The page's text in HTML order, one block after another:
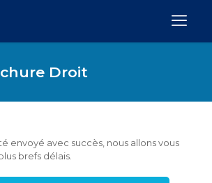
Droit
envoyé avec succès, nous allons vous
brefs délais.